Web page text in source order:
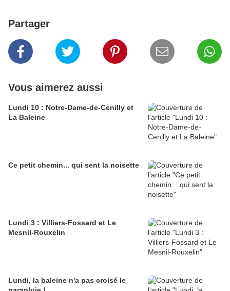
Partager
Vous aimerez aussi
Lundi 10 : Notre-Dame-de-Cenilly et
La Baleine
Ce petit chemin... qui sent la noisette
Lundi 3 : Villiers-Fossard et Le
Mesnil-Rouxelin
Lundi, la baleine n'a pas croisé le